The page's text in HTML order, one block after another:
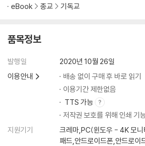
eBook 종교 기독교
품목정보
발행일
2020년 10월 26일
이용안내
배송 없이 구매 후 바로 읽기
이용기간 제한없음
TTS 가능
저작권 보호를 위해 인쇄 기
지원기기
크레마,PC(윈도우 - 4K 모
패드,안드로이드폰,안드로이